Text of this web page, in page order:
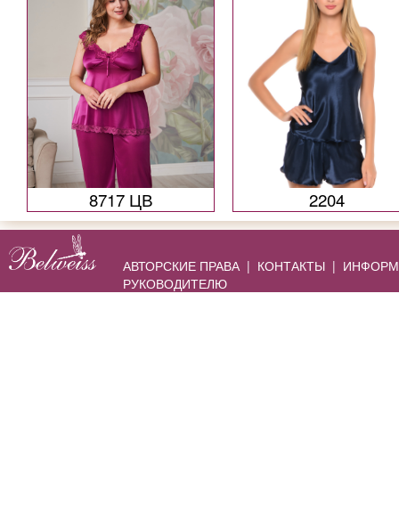
8717 ЦВ 2204
АВТОРСКИЕ ПРАВА| КОНТАКТЫ |
РУКОВОДИТЕЛЮ